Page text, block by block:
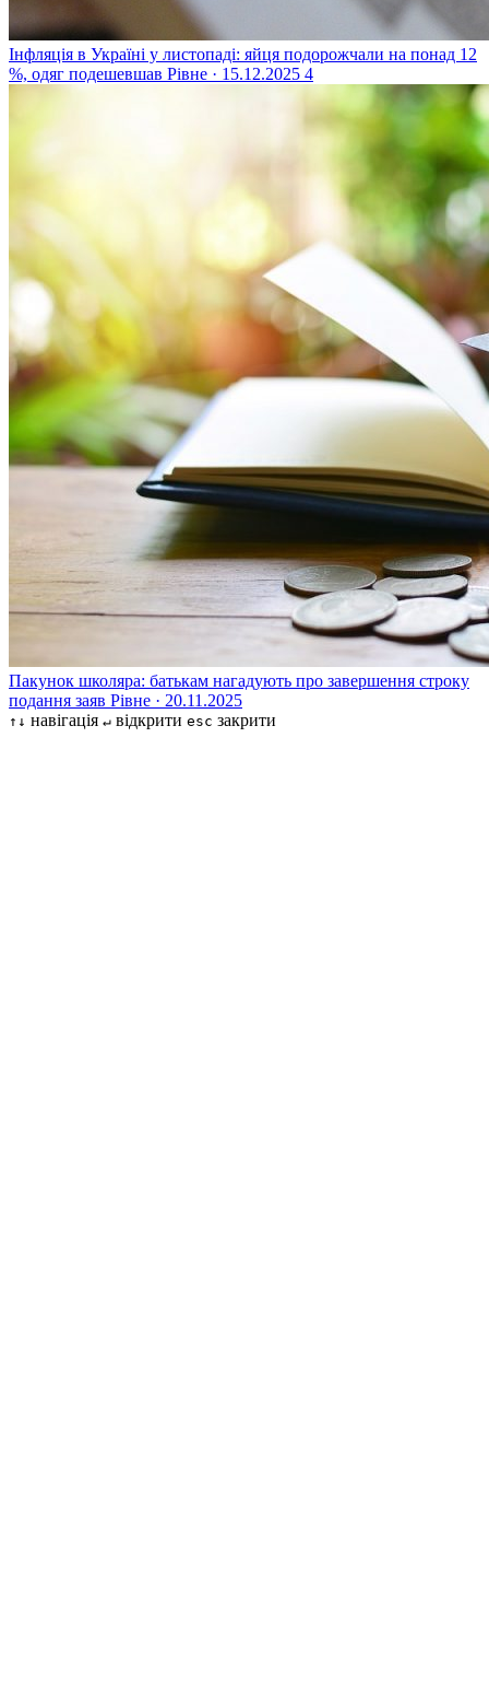
Інфляція в Україні у листопаді: яйця подорожчали на понад 12
%, одяг подешевшав Рівне · 15.12.2025 4
Пакунок школяра: батькам нагадують про завершення строку
подання заяв Рівне · 20.11.2025
↑↓ навігація ↵ відкрити esc закрити